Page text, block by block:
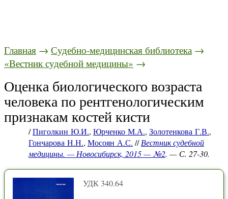
Главная → Судебно-медицинская библиотека →
«Вестник судебной медицины» →
Оценка биологического возраста
человека по рентгенологическим
признакам костей кисти
/Пиголкин Ю.И., Юрченко М.А., Золотенкова Г.В.,
Гончарова Н.Н., Мосоян А.С. //Вестник судебной
медицины. — Новосибирск, 2015 — №2. — С. 27-30.
УДК 340.64